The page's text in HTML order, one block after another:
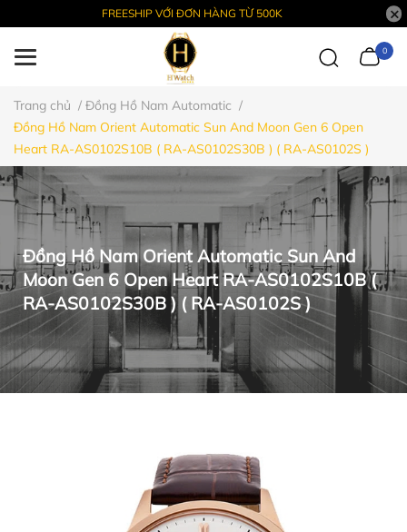
FREESHIP VỚI ĐƠN HÀNG TỪ 500K
0
Trang chủ / Đồng Hồ Nam Automatic /
Đồng Hồ Nam Orient Automatic Sun And Moon Gen 6 Open
Heart RA-AS0102S10B ( RA-AS0102S30B ) ( RA-AS0102S )
Đồng Hồ Nam Orient Automatic Sun And
Moon Gen 6 Open Heart RA-AS0102S10B (
RA-AS0102S30B ) ( RA-AS0102S )